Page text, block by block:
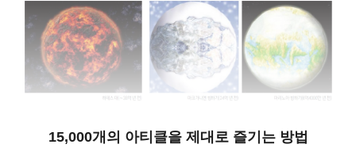
15,000개의 아티클을 제대로 즐기는 방법